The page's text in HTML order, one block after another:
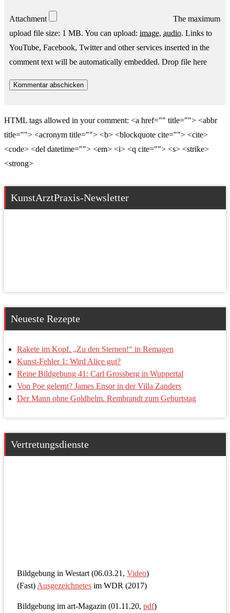
Attachment
The maximum
upload file size: 1 MB. You can upload: image, audio. Links to
YouTube, Facebook, Twitter and other services inserted in the
comment text will be automatically embedded. Drop file here
HTML tags allowed in your comment: <a href="" title=""> <abbr
title=""> <acronym title=""> <b> <blockquote cite=""> <cite>
<code> <del datetime=""> <em> <i> <q cite=""> <s> <strike>
<strong>
KunstArztPraxis-Newsletter
Neueste Rezepte
Rakete im Kopf. „Zu den Sternen!“ in Remagen
Kunst-Fehler 1: Wird Alice gut?
Reine Bildgebung 41: Carl Grossberg in Wuppertal
Von Poe gelernt? James Ensor in der Villa Zanders
Der Mann ohne Goldhelm. Rembrandt zum Geburtstag
Vertretungsdienste
Bildgebung in Westart (06.03.21, Video)
(Fast) Ausgezeichnetes im WDR (2017)
Bildgebung im art-Magazin (01.11.20, pdf)